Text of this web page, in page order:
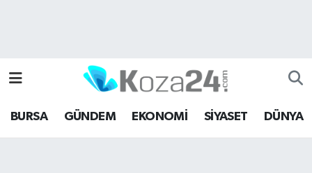
BURSA GÜNDEM EKONOMİ SİYASET DÜNYA
Bursa Hava Durumu
Bursa Namaz Vakitleri